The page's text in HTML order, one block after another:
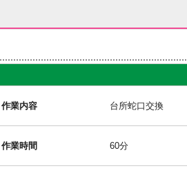
作業内容 台所蛇口交換
作業時間 60分